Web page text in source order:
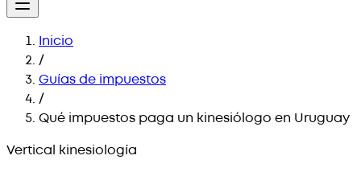
Inicio
/
Guías de impuestos
/
Qué impuestos paga un kinesiólogo en Uruguay
Vertical kinesiología